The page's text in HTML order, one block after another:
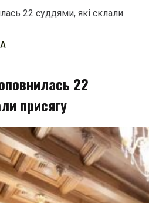
22 суддями, які склали
22
присягу